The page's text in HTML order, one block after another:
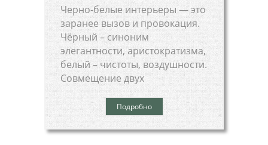
Черно-белые интерьеры — это
заранее вызов и провокация.
Чёрный – синоним
элегантности, аристократизма,
белый – чистоты, воздушности.
Совмещение двух
Подробно